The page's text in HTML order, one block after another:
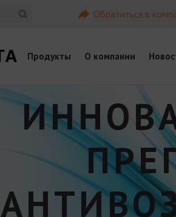
Обратиться в
Продукты О компании